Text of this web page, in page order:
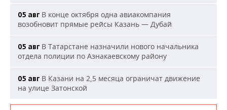
05 авг В конце октября одна авиакомпания
возобновит прямые рейсы Казань — Дубай
05 авг В Татарстане назначили нового начальника
отдела полиции по Азнакаевскому району
05 авг В Казани на 2,5 месяца ограничат движение
на улице Затонской